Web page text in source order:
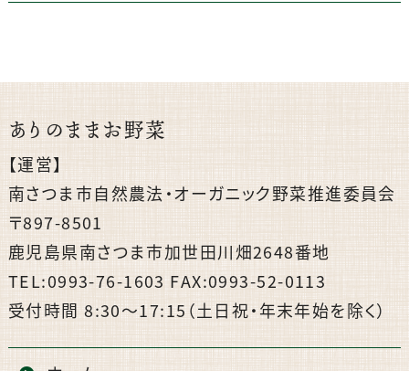
ありのままお野菜
【運営】
南さつま市自然農法・オーガニック野菜推進委員会
〒897-8501
鹿児島県南さつま市加世田川畑2648番地
TEL:0993-76-1603 FAX:0993-52-0113
受付時間 8:30〜17:15（土日祝・年末年始を除く）